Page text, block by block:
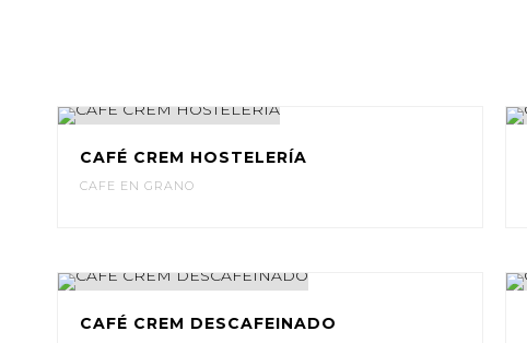
CAFÉ CREM HOSTELERÍA
CAFE EN GRANO
CAFÉ CREM DESCAFEINADO